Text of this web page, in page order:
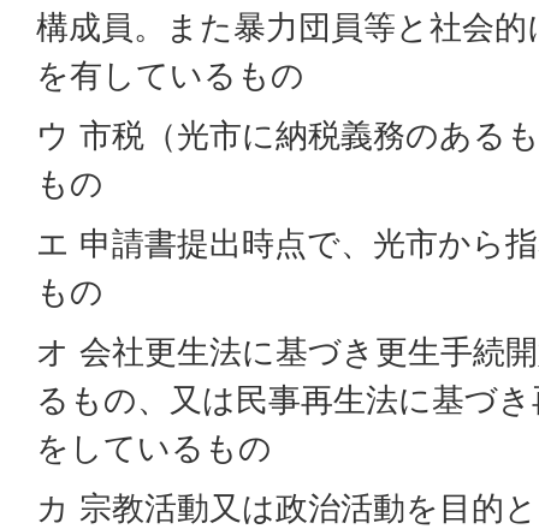
構成員。また暴力団員等と社会
を有しているもの
ウ 市税（光市に納税義務のある
もの
エ 申請書提出時点で、光市から
もの
オ 会社更生法に基づき更生手続
るもの、又は民事再生法に基づ
をしているもの
カ 宗教活動又は政治活動を目的